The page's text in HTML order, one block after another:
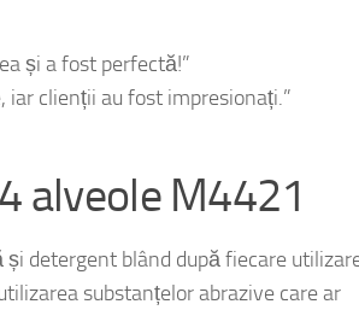
clienții au fost impresionați.”
alveole M4421
detergent blând după fiecare utilizare
substanțelor abrazive care ar